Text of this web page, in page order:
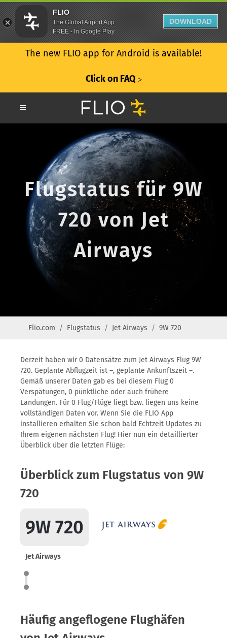
The new FLIO app for Android is available!
Click on FAQ ᐳ
Flugstatus für 9W
720 von Jet
Airways
Flio.com Flugstatus Jet Airways 9W 720
Derzeit haben wir 0 Datensätze zum Jet Airways Flug 9W
720. Geplante Abflugzeit ist –, geplante Ankunftszeit –.
Gemäß unserer Daten gab es bei diesem Flug 0
Verspätungen, 0 pünktliche oder auch frühere
Landungen. Für 0 Flug/Flüge liegt bzw. liegen uns keine
vollständigen Daten vor. Wenn Sie die FLIO App
installieren erhalten Sie schon bald Echtzeit Updates zu
Ihrem eigenen nächsten Flug! Hier nun ein detaillierter
Überblick über die letzten Flüge:
Überblick zum Flugstatus von 9W
720
9W 720
Jet Airways
Häufig angeflogene Flughäfen
FLIO
The Global Airport App
FREE - In Google Play
DOWNLOAD